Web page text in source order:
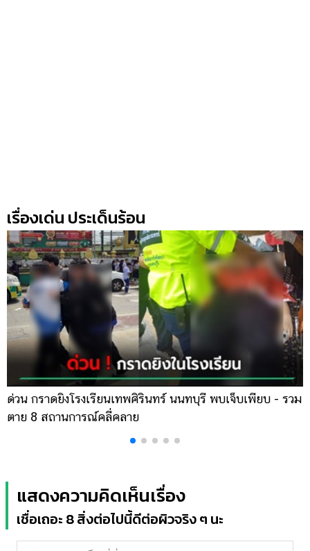
เรื่องเด่น ประเด็นร้อน
ด่วน กราดยิงโรงเรียนเทพศิรินทร์ นนทบุรี พบเจ็บเพียบ - รวม
ตาย 8 สถานการณ์คลี่คลาย
แสดงความคิดเห็นเรื่อง
เชื่อเถอะ 8 สิ่งต่อไปนี้ดีต่อผิวจริง ๆ นะ